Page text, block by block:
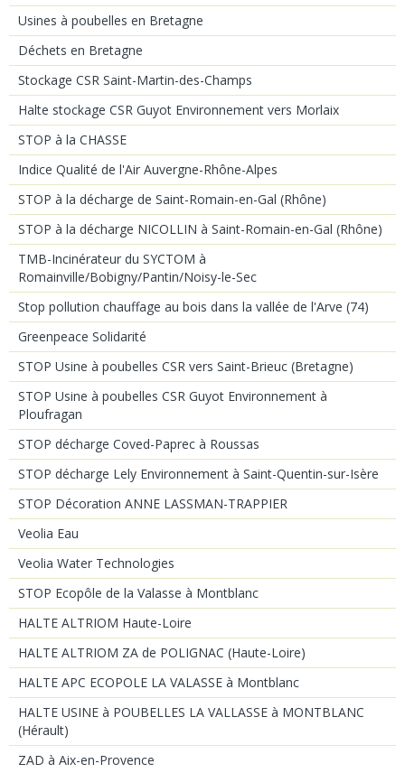
Usines à poubelles en Bretagne
Déchets en Bretagne
Stockage CSR Saint-Martin-des-Champs
Halte stockage CSR Guyot Environnement vers Morlaix
STOP à la CHASSE
Indice Qualité de l'Air Auvergne-Rhône-Alpes
STOP à la décharge de Saint-Romain-en-Gal (Rhône)
STOP à la décharge NICOLLIN à Saint-Romain-en-Gal (Rhône)
TMB-Incinérateur du SYCTOM à
Romainville/Bobigny/Pantin/Noisy-le-Sec
Stop pollution chauffage au bois dans la vallée de l'Arve (74)
Greenpeace Solidarité
STOP Usine à poubelles CSR vers Saint-Brieuc (Bretagne)
STOP Usine à poubelles CSR Guyot Environnement à
Ploufragan
STOP décharge Coved-Paprec à Roussas
STOP décharge Lely Environnement à Saint-Quentin-sur-Isère
STOP Décoration ANNE LASSMAN-TRAPPIER
Veolia Eau
Veolia Water Technologies
STOP Ecopôle de la Valasse à Montblanc
HALTE ALTRIOM Haute-Loire
HALTE ALTRIOM ZA de POLIGNAC (Haute-Loire)
HALTE APC ECOPOLE LA VALASSE à Montblanc
HALTE USINE à POUBELLES LA VALLASSE à MONTBLANC
(Hérault)
ZAD à Aix-en-Provence